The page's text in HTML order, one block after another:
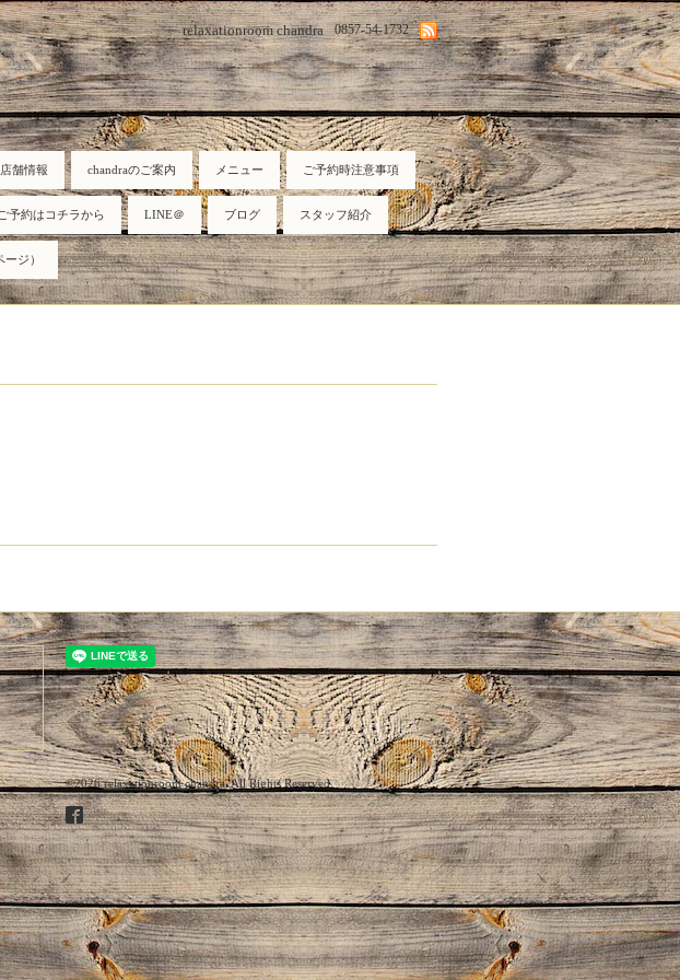
0857-54-1732
relaxationroom chandra
店舗情報 chandraのご案内 メニュー ご予約時注意事項
ご予約はコチラから LINE＠ ブログ スタッフ紹介
ジ）
©2026relaxationroom chandra. All Rights Reserved.